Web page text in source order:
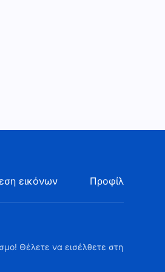
εικόνων Προφίλ
Θέλετε να εισέλθετε στη